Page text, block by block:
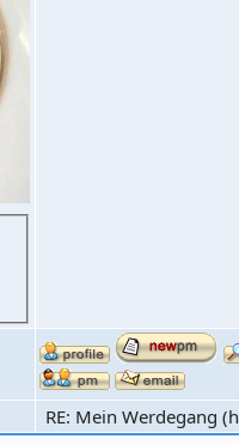
RE: Mein Werdegang